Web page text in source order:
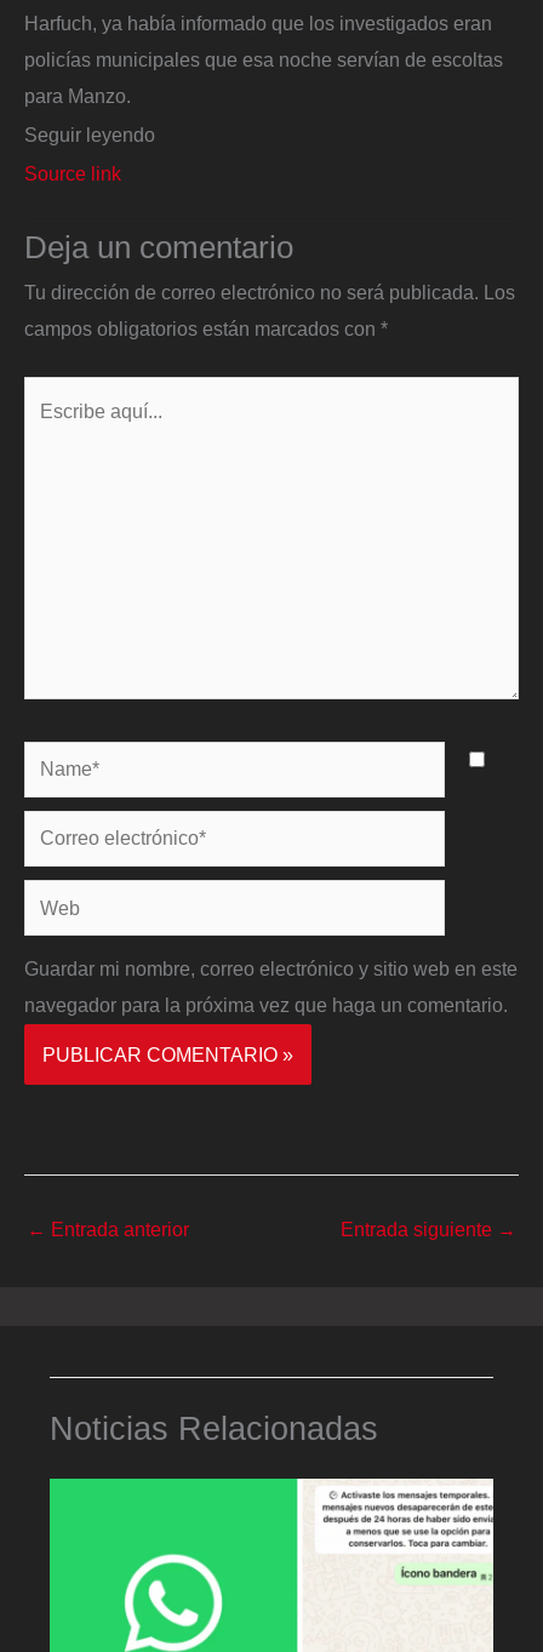
Harfuch, ya había informado que los investigados eran
policías municipales que esa noche servían de escoltas
para Manzo.
Seguir leyendo
Source link
Deja un comentario
Tu dirección de correo electrónico no será publicada. Los
campos obligatorios están marcados con *
Name*
Correo
electrónico*
Web
Guardar mi nombre, correo electrónico y sitio web en este
navegador para la próxima vez que haga un comentario.
← Entrada anterior Entrada siguiente →
Noticias Relacionadas